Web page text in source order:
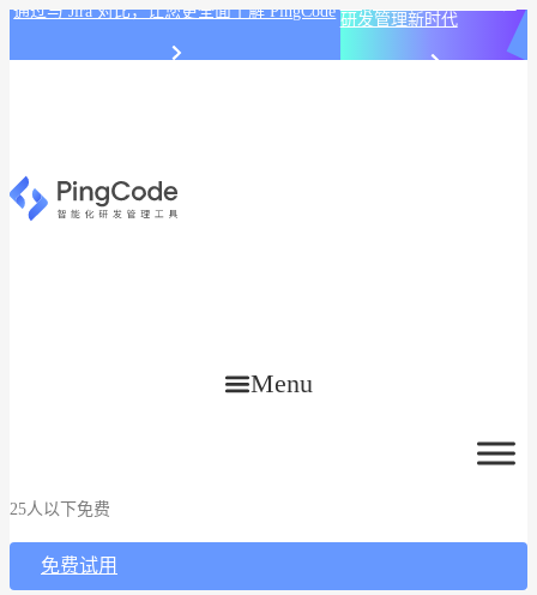
通过与 Jira 对比，让您更全面了解 PingCode 研发管理新时代
Menu
25人以下免费
免费试用